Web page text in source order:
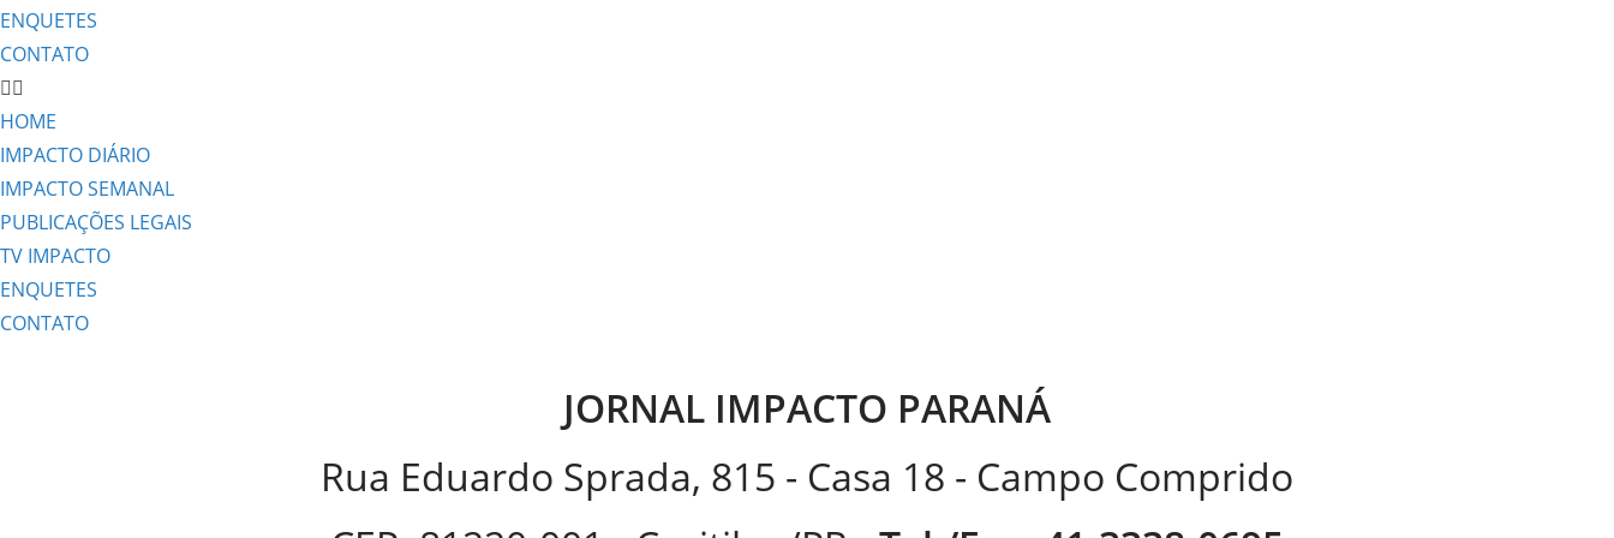
ENQUETES
CONTATO
HOME
IMPACTO DIÁRIO
IMPACTO SEMANAL
PUBLICAÇÕES LEGAIS
TV IMPACTO
ENQUETES
CONTATO
JORNAL IMPACTO PARANÁ
Rua Eduardo Sprada, 815 - Casa 18 - Campo Comprido